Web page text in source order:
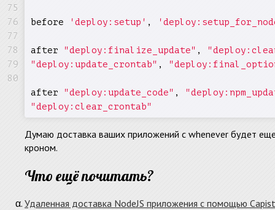
before 'deploy:setup' ,
after "deploy:finalize_update" ,
"deploy:update_crontab" ,
after "deploy:update_code" ,
"deploy:clear_crontab"
Думаю доставка ваших приложений с whenever будет
кроном.
Что ещё почитать?
Удаленная доставка NodeJS приложения с помощью